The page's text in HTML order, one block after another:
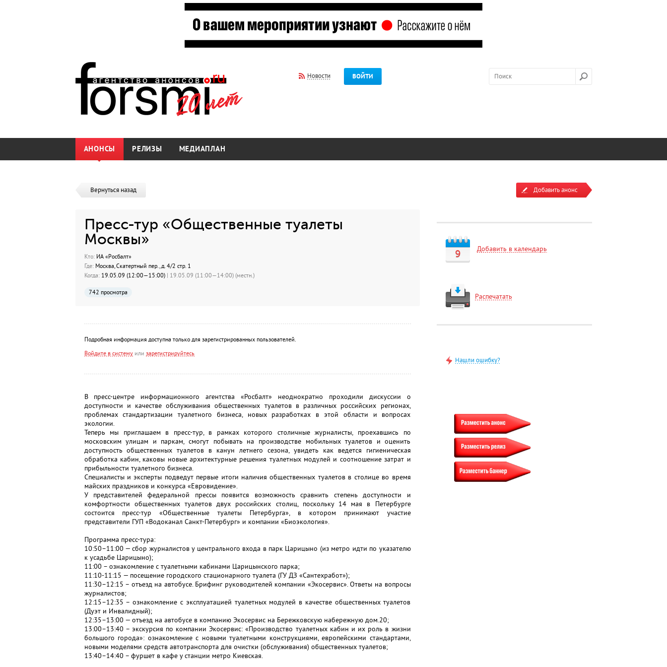
Новости ВОЙТИ
АНОНСЫ РЕЛИЗЫ МЕДИАПЛАН
Вернуться назад
Пресс-тур «Общественные туалеты
Москвы»
Кто:ИА «Росбалт»
Где:Москва, Скатертный пер., д. 4/2 стр. 1
Когда:19.05.09 (12:00—15:00) | 19.05.09 (11:00—14:00) (местн.)
742 просмотра
Подробная информация доступна только для зарегистрированных пользователей.
Войдите в системуили зарегистрируйтесь
В пресс-центре информационного агентства «Росбалт» неоднократно проходили дискуссии о
доступности и качестве обслуживания общественных туалетов в различных российских регионах,
проблемах стандартизации туалетного бизнеса, новых разработках в этой области и вопросах
экологии.
Теперь мы приглашаем в пресс-тур, в рамках которого столичные журналисты, проехавшись по
московским улицам и паркам, смогут побывать на производстве мобильных туалетов и оценить
доступность общественных туалетов в канун летнего сезона, увидеть как ведется гигиеническая
обработка кабин, каковы новые архитектурные решения туалетных модулей и соотношение затрат и
прибыльности туалетного бизнеса.
Специалисты и эксперты подведут первые итоги наличия общественных туалетов в столице во время
майских праздников и конкурса «Евровидение».
У представителей федеральной прессы появится возможность сравнить степень доступности и
комфортности общественных туалетов двух российских столиц, поскольку 14 мая в Петербурге
состоится пресс-тур «Общественные туалеты Петербурга», в котором принимают участие
представители ГУП «Водоканал Санкт-Петербург» и компании «Биоэкология».
Программа пресс-тура:
10:50–11:00 — сбор журналистов у центрального входа в парк Царицыно (из метро идти по указателю
к усадьбе Царицыно);
11:00 – ознакомление с туалетными кабинами Царицынского парка;
11:10-11:15 — посещение городского стационарного туалета (ГУ ДЗ «Сантехработ»);
11:30–12:15 – отъезд на автобусе. Брифинг руководителей компании «Экосервис». Ответы на вопросы
журналистов;
12:15–12:35 – ознакомление с эксплуатацией туалетных модулей в качестве общественных туалетов
(Дуэт и Инвалидный);
12:35–13:00 — отъезд на автобусе в компанию Экосервис на Бережковскую набережную дом.20;
13:00–13:40 – экскурсия по компании Экосервис: «Производство туалетных кабин и их роль в жизни
большого города»: ознакомление с новыми туалетными конструкциями, европейскими стандартами,
новыми моделями средств автотранспорта для очистки (обслуживания) общественных туалетов;
13:40–14:40 – фуршет в кафе у станции метро Киевская.
Добавить анонс
9 Добавить в календарь
Распечатать
Нашли ошибку?